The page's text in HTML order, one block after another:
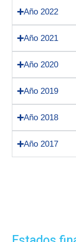
Año 2022
Año 2021
Año 2020
Año 2019
Año 2018
Año 2017